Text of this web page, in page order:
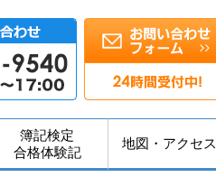
簿記検定
合格体験記
地図・アクセス